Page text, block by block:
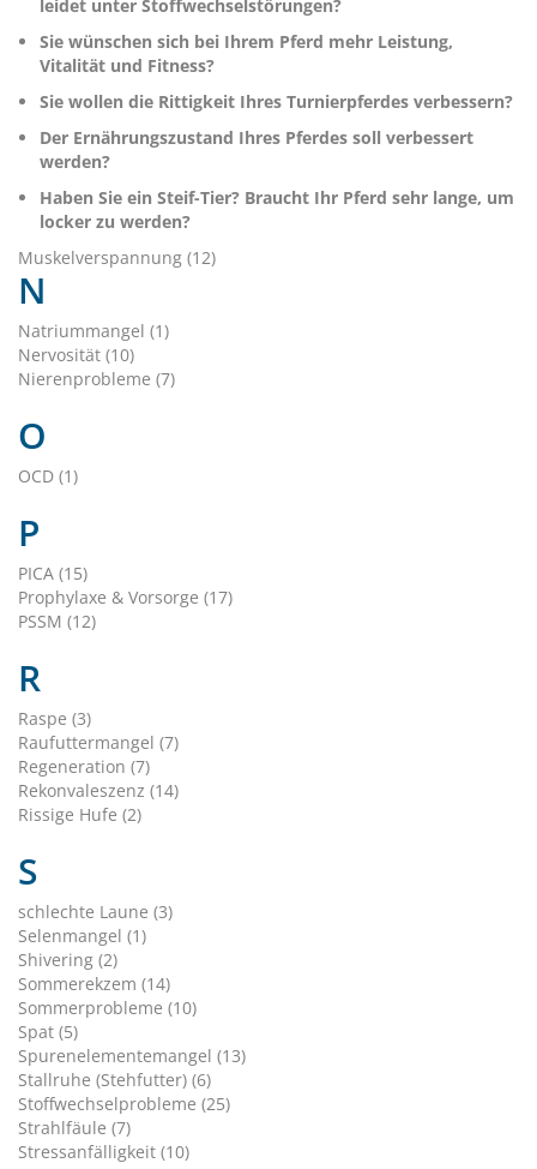
leidet unter Stoffwechselstörungen?
Sie wünschen sich bei Ihrem Pferd mehr Leistung,
Vitalität und Fitness?
Sie wollen die Rittigkeit Ihres Turnierpferdes verbessern?
Der Ernährungszustand Ihres Pferdes soll verbessert
werden?
Haben Sie ein Steif-Tier? Braucht Ihr Pferd sehr lange, um
locker zu werden?
Muskelverspannung (12)
N
Natriummangel (1)
Nervosität (10)
Nierenprobleme (7)
O
OCD (1)
P
PICA (15)
Prophylaxe & Vorsorge (17)
PSSM (12)
R
Raspe (3)
Raufuttermangel (7)
Regeneration (7)
Rekonvaleszenz (14)
Rissige Hufe (2)
S
schlechte Laune (3)
Selenmangel (1)
Shivering (2)
Sommerekzem (14)
Sommerprobleme (10)
Spat (5)
Spurenelementemangel (13)
Stallruhe (Stehfutter) (6)
Stoffwechselprobleme (25)
Strahlfäule (7)
Stressanfälligkeit (10)